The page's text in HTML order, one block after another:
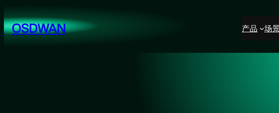
至
内OSDWAN 产品 场